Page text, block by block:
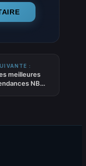
:
meilleures
NBA